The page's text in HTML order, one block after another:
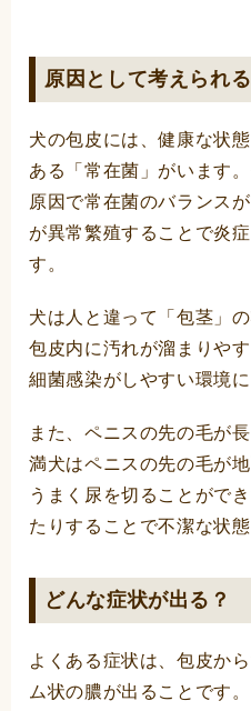
原因として考えられ
犬の包皮には、健康な状
ある「常在菌」がいます
原因で常在菌のバランス
が異常繁殖することで炎
す。
犬は人と違って「包茎」
包皮内に汚れが溜まりや
細菌感染がしやすい環境に
また、ペニスの先の毛が
満犬はペニスの先の毛が
うまく尿を切ることがで
たりすることで不潔な状
どんな症状が出る？
よくある症状は、包皮か
ム状の膿が出ることです。